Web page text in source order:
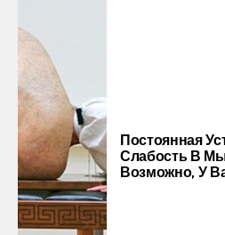
Постоянная
Слабость В
Возможно, У